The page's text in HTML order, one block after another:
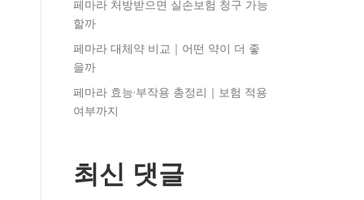
페마라 처방받으면 실손보험 청구 가능
할까
페마라 대체약 비교｜어떤 약이 더 좋
을까
페마라 효능·부작용 총정리｜보험 적용
여부까지
최신 댓글